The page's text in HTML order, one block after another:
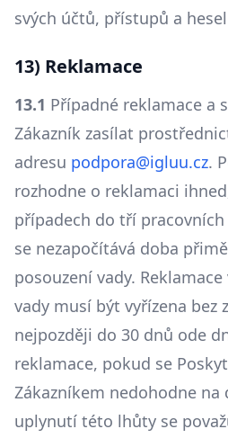
svých účtů, přístupů a
13) Reklamace
13.1 Případné reklamace a
Zákazník zasílat
adresu podpora@igluu.cz.
rozhodne o reklamaci
případech do tří
se nezapočítává doba
posouzení vady.
vady musí být vyřízena bez
nejpozději do 30 dnů ode
reklamace, pokud se
Zákazníkem nedohodne
uplynutí této lhůty se